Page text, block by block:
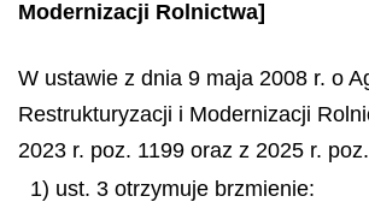
Modernizacji Rolnictwa]
W ustawie z dnia 9 maja 2008 r. o
Restrukturyzacji i Modernizacji
2023 r. poz. 1199 oraz z 2025 r.
1) ust. 3 otrzymuje brzmienie: